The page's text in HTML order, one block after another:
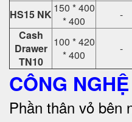
HS15 NK 150 * 400
* 400
-
Cash
Drawer
TN10
100 * 420
* 400
-
CÔNG
Phần thân vỏ bên